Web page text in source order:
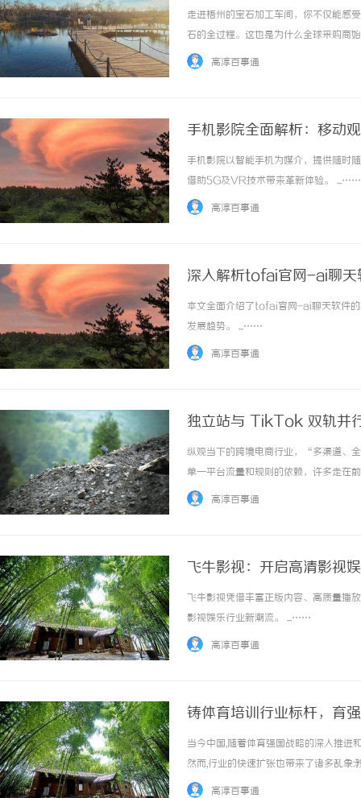
走进梧州的宝石加工车间，你不仅能感
石的全过程。这也是为什么全球采购商
制造在超精密微型加工领域的技术积累
高淳百事通
手机影院全面解析：移动
手机影院以智能手机为媒介，提供随时
借助5G及VR技术带来革新体验。 ...……
高淳百事通
深入解析tofai官网-ai聊天
本文全面介绍了tofai官网-ai聊天软件的
发展趋势。 ...……
高淳百事通
独立站与 TikTok 双轨并
纵观当下的跨境电商行业，“多渠道、
单一平台流量和规则的依赖，许多走
并行战略。在这种完美的闭环生态中
高淳百事通
飞牛影视：开启高清影视
飞牛影视凭借丰富正版内容、高质量播
影视娱乐行业新潮流。 ...……
高淳百事通
铸体育培训行业标杆，育
践
当今中国,随着体育强国战略的深入推进
然而,行业的快速扩张也带来了诸多乱象
业高质量发展的瓶颈。在这样的市场环
高淳百事通